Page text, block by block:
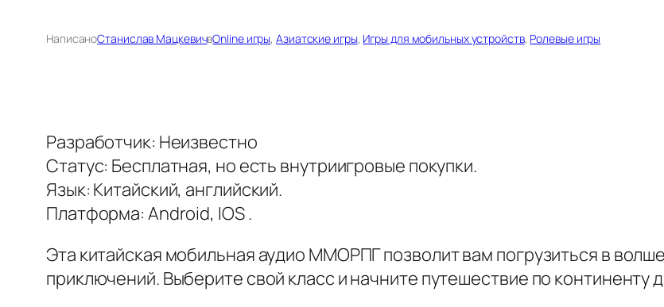
НаписаноСтанислав МацкевичвOnline игры, Азиатские игры, Игры для мобильных устройств, Ролевые игры
Разработчик: Неизвестно
Статус: Бесплатная, но есть внутриигровые покупки.
Язык: Китайский, английский.
Платформа: Android, IOS .
Эта китайская мобильная аудио ММОРПГ позволит вам погрузиться в
приключений. Выберите свой класс и начните путешествие по континенту